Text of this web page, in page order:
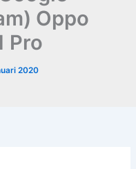
Oppo
Pro
2020